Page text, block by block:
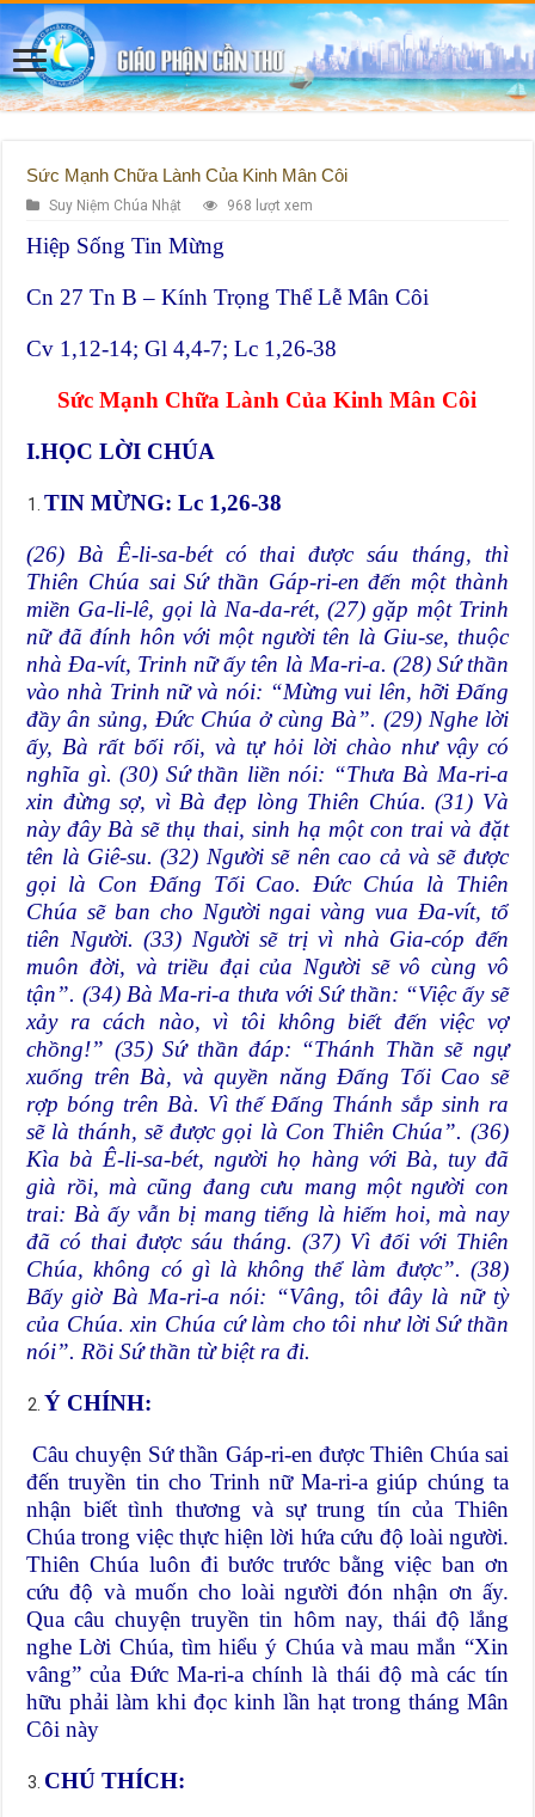
Sức Mạnh Chữa Lành Của Kinh Mân Côi
Suy Niệm Chúa Nhật 968 lượt xem
Hiệp Sống Tin Mừng
Cn 27 Tn B – Kính Trọng Thể Lễ Mân Côi
Cv 1,12-14; Gl 4,4-7; Lc 1,26-38
Sức Mạnh Chữa Lành Của Kinh Mân Côi
I.HỌC LỜI CHÚA
TIN MỪNG: Lc 1,26-38
(26) Bà Ê-li-sa-bét có thai được sáu tháng, thì
Thiên Chúa sai Sứ thần Gáp-ri-en đến một thành
miền Ga-li-lê, gọi là Na-da-rét, (27) gặp một Trinh
nữ đã đính hôn với một người tên là Giu-se, thuộc
nhà Đa-vít, Trinh nữ ấy tên là Ma-ri-a. (28) Sứ thần
vào nhà Trinh nữ và nói: “Mừng vui lên, hỡi Đấng
đầy ân sủng, Đức Chúa ở cùng Bà”. (29) Nghe lời
ấy, Bà rất bối rối, và tự hỏi lời chào như vậy có
nghĩa gì. (30) Sứ thần liền nói: “Thưa Bà Ma-ri-a
xin đừng sợ, vì Bà đẹp lòng Thiên Chúa. (31) Và
này đây Bà sẽ thụ thai, sinh hạ một con trai và đặt
tên là Giê-su. (32) Người sẽ nên cao cả và sẽ được
gọi là Con Đấng Tối Cao. Đức Chúa là Thiên
Chúa sẽ ban cho Người ngai vàng vua Đa-vít, tổ
tiên Người. (33) Người sẽ trị vì nhà Gia-cóp đến
muôn đời, và triều đại của Người sẽ vô cùng vô
tận”. (34) Bà Ma-ri-a thưa với Sứ thần: “Việc ấy sẽ
xảy ra cách nào, vì tôi không biết đến việc vợ
chồng!” (35) Sứ thần đáp: “Thánh Thần sẽ ngự
xuống trên Bà, và quyền năng Đấng Tối Cao sẽ
rợp bóng trên Bà. Vì thế Đấng Thánh sắp sinh ra
sẽ là thánh, sẽ được gọi là Con Thiên Chúa”. (36)
Kìa bà Ê-li-sa-bét, người họ hàng với Bà, tuy đã
già rồi, mà cũng đang cưu mang một người con
trai: Bà ấy vẫn bị mang tiếng là hiếm hoi, mà nay
đã có thai được sáu tháng. (37) Vì đối với Thiên
Chúa, không có gì là không thể làm được”. (38)
Bấy giờ Bà Ma-ri-a nói: “Vâng, tôi đây là nữ tỳ
của Chúa. xin Chúa cứ làm cho tôi như lời Sứ thần
nói”. Rồi Sứ thần từ biệt ra đi.
Ý CHÍNH:
Câu chuyện Sứ thần Gáp-ri-en được Thiên Chúa sai
đến truyền tin cho Trinh nữ Ma-ri-a giúp chúng ta
nhận biết tình thương và sự trung tín của Thiên
Chúa trong việc thực hiện lời hứa cứu độ loài người.
Thiên Chúa luôn đi bước trước bằng việc ban ơn
cứu độ và muốn cho loài người đón nhận ơn ấy.
Qua câu chuyện truyền tin hôm nay, thái độ lắng
nghe Lời Chúa, tìm hiểu ý Chúa và mau mắn “Xin
vâng” của Đức Ma-ri-a chính là thái độ mà các tín
hữu phải làm khi đọc kinh lần hạt trong tháng Mân
Côi này
CHÚ THÍCH: